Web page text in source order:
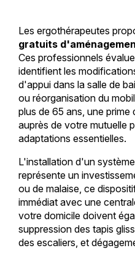
Les ergothérapeutes
gratuits
Ces professionnels
identifient les
d'appui dans la salle de
ou réorganisation du
plus de 65 ans, une
auprès de votre mutuelle
adaptations essentielles.
L'installation d'un
représente un
ou de malaise, ce
immédiat avec une
votre domicile doivent
suppression des tapis
des escaliers, et